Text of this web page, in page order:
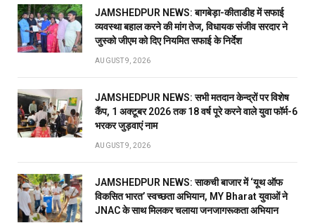
JAMSHEDPUR NEWS: बागबेड़ा-कीताडीह में सफाई
व्यवस्था बहाल करने की मांग तेज, विधायक संजीव सरदार ने
जुस्को जीएम को दिए नियमित सफाई के निर्देश
AUGUST 9, 2026
JAMSHEDPUR NEWS: सभी मतदान केन्द्रों पर विशेष
कैंप, 1 अक्टूबर 2026 तक 18 वर्ष पूरे करने वाले युवा फॉर्म-6
भरकर जुड़वाएं नाम
AUGUST 9, 2026
JAMSHEDPUR NEWS: साकची बाजार में ‘यूथ ऑफ
विकसित भारत’ स्वच्छता अभियान, MY Bharat युवाओं ने
JNAC के साथ मिलकर चलाया जनजागरूकता अभियान